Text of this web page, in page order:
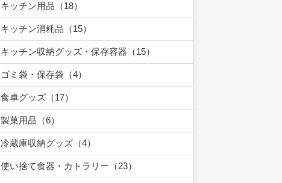
キッチン用品（18）
キッチン消耗品（15）
キッチン収納グッズ・保存容器（15）
ゴミ袋・保存袋（4）
食卓グッズ（17）
製菓用品（6）
冷蔵庫収納グッズ（4）
使い捨て食器・カトラリー（23）